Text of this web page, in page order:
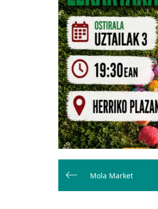
Bidalketetan
zehar
nabigatu
Mola Market